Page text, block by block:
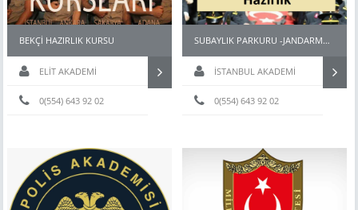
BEKÇİ HAZIRLIK KURSU
ELİT AKADEMİ
0(554) 643 92 02
SUBAYLIK PARKURU -JANDARMA ASTSUBAY-MSÜ FİZİKİ YETERLİLİK PARKURU
İSTANBUL AKADEMİ
0(554) 643 92 02